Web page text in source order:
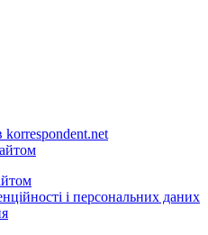
korrespondent.net
і персональних даних